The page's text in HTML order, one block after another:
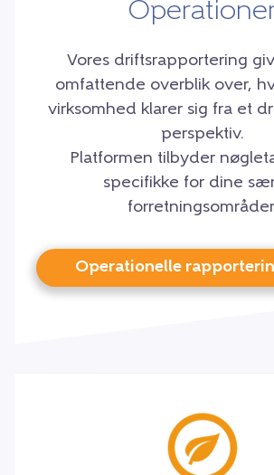
Vores driftsrapportering
omfattende overblik over,
virksomhed klarer sig fra et
perspektiv.
Platformen tilbyder
specifikke for dine
Operationelle